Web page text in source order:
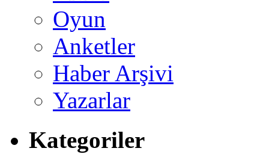
Oyun
Anketler
Haber Arşivi
Yazarlar
Kategoriler